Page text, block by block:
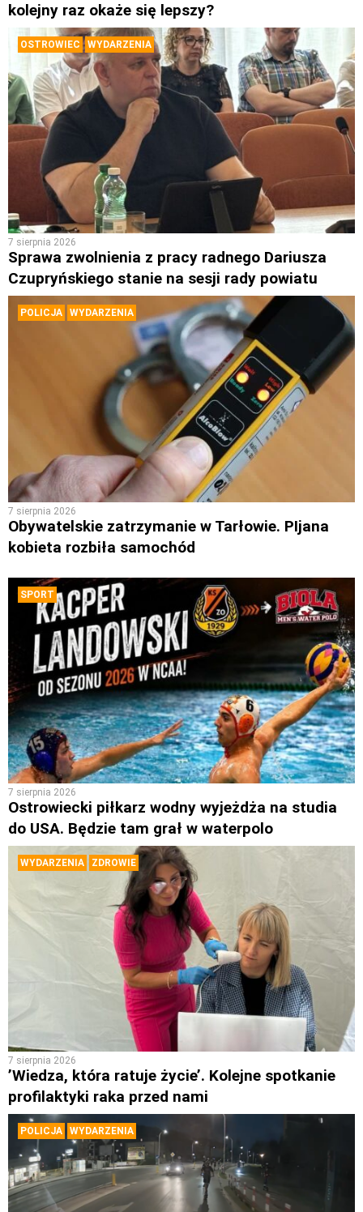
kolejny raz okaże się lepszy?
OSTROWIEC WYDARZENIA
7 sierpnia 2026
Sprawa zwolnienia z pracy radnego Dariusza
Czupryńskiego stanie na sesji rady powiatu
POLICJA WYDARZENIA
7 sierpnia 2026
Obywatelskie zatrzymanie w Tarłowie. PIjana
kobieta rozbiła samochód
SPORT
7 sierpnia 2026
Ostrowiecki piłkarz wodny wyjeżdża na studia
do USA. Będzie tam grał w waterpolo
WYDARZENIA ZDROWIE
7 sierpnia 2026
’Wiedza, która ratuje życie’. Kolejne spotkanie
profilaktyki raka przed nami
POLICJA WYDARZENIA